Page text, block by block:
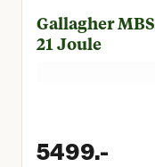
Gallagher
21 Joule
5499.-